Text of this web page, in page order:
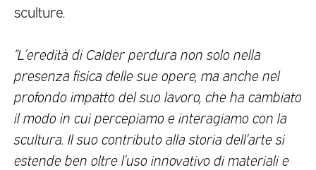
sculture.
“L’eredità di Calder perdura non solo nella
presenza fisica delle sue opere, ma anche nel
profondo impatto del suo lavoro, che ha cambiato
il modo in cui percepiamo e interagiamo con la
scultura. Il suo contributo alla storia dell’arte si
estende ben oltre l’uso innovativo di materiali e